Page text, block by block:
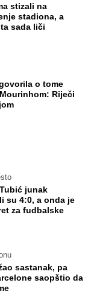
stizali na
stadiona, a
sada liči
o tome
Riječi
junak
su 4:0, a onda je
za fudbalske
sastanak, pa
saopštio da